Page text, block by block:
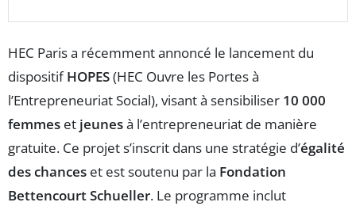
HEC Paris a récemment annoncé le lancement du
dispositifHOPES(HEC Ouvre les Portes à
l’Entrepreneuriat Social), visant à sensibiliser 10 000
femmes et jeunesà l’entrepreneuriat de manière
gratuite. Ce projet s’inscrit dans une stratégie d’égalité
des chances et est soutenu par la Fondation
Bettencourt Schueller. Le programme inclut